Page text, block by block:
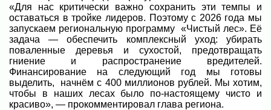
«Для нас критически важно сохранить эти темпы и
оставаться в тройке лидеров. Поэтому с 2026 года мы
запускаем региональную программу «Чистый лес». Её
задача — обеспечить комплексный уход: убирать
поваленные деревья и сухостой, предотвращать
гниение и распространение вредителей.
Финансирование на следующий год мы готовы
выделить, начнём с 400 миллионов рублей. Мы хотим,
чтобы в наших лесах было по-настоящему чисто и
красиво», — прокомментировал глава региона.